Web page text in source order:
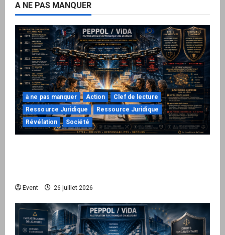
A NE PAS MANQUER
à ne pas manquer Action
Clef de lecture
Ressource Juridique
Ressource Juridique
Révélation
Société
Event 26 juillet 2026